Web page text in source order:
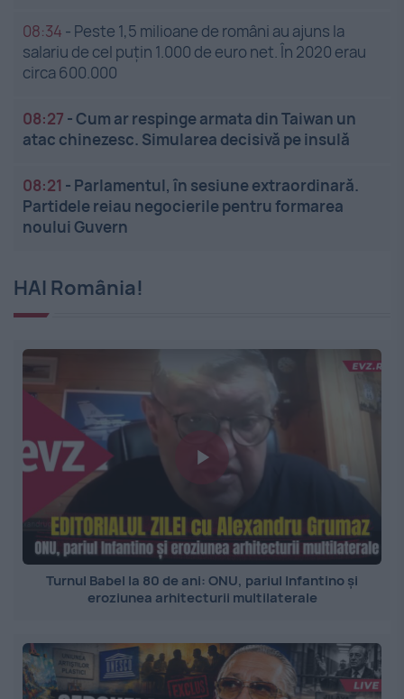
08:34 - Peste 1,5 milioane de români au ajuns la
salariu de cel puțin 1.000 de euro net. În 2020 erau
circa 600.000
08:27 -Cum ar respinge armata din Taiwan un
atac chinezesc. Simularea decisivă pe insulă
08:21 - Parlamentul, în sesiune extraordinară.
Partidele reiau negocierile pentru formarea
noului Guvern
HAI România!
Turnul Babel la 80 de ani: ONU, pariul Infantino și
eroziunea arhitecturii multilaterale